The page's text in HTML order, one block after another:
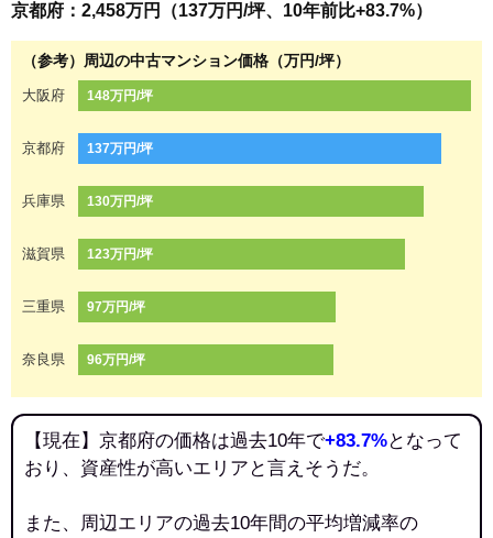
京都府：2,458万円（137万円/坪、10年前比+83.7%）
（参考）周辺の中古マンション価格（万円/坪）
大阪府 148万円/坪
京都府 137万円/坪
兵庫県 130万円/坪
滋賀県 123万円/坪
三重県 97万円/坪
奈良県 96万円/坪
【現在】京都府の価格は過去10年で+83.7%となって
おり、資産性が高いエリアと言えそうだ。
また、周辺エリアの過去10年間の平均増減率の